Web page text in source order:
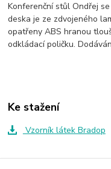
Konferenční stůl Ondřej
deska je ze zdvojeného
opatřeny ABS hranou
odkládací poličku.
Ke stažení
Vzorník látek Bradop